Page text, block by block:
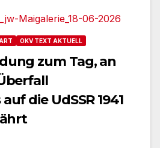
OKV TEXT AKTUELL
zum Tag, an
die UdSSR 1941